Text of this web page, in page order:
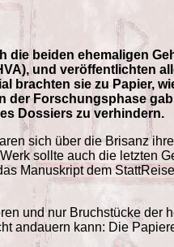
die beiden ehemaligen
und veröffentlichten
brachten sie zu Papier,
der Forschungsphase
Dossiers zu verhindern.
sich über die Brisanz
sollte auch die letzten
Manuskript dem
und nur Bruchstücke der
andauern kann: Die